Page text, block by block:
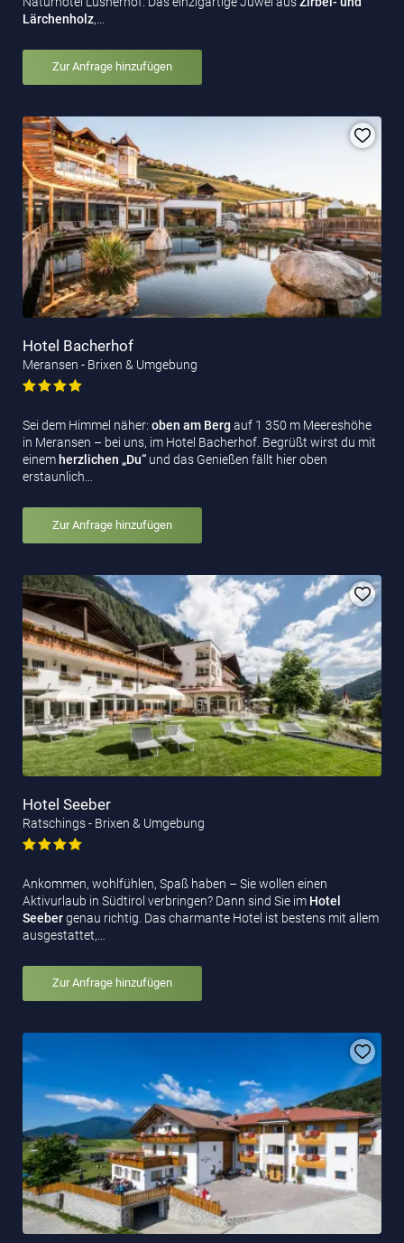
Lärchenholz,…
Zur Anfrage hinzufügen
Hotel Bacherhof
Meransen - Brixen & Umgebung
Sei dem Himmel näher: oben am Berg auf 1 350 m Meereshöhe
in Meransen – bei uns, im Hotel Bacherhof. Begrüßt wirst du mit
einem herzlichen „Du“ und das Genießen fällt hier oben
erstaunlich…
Zur Anfrage hinzufügen
Hotel Seeber
Ratschings - Brixen & Umgebung
Ankommen, wohlfühlen, Spaß haben – Sie wollen einen
Aktivurlaub in Südtirol verbringen? Dann sind Sie im Hotel
Seebergenau richtig. Das charmante Hotel ist bestens mit allem
ausgestattet,…
Zur Anfrage hinzufügen